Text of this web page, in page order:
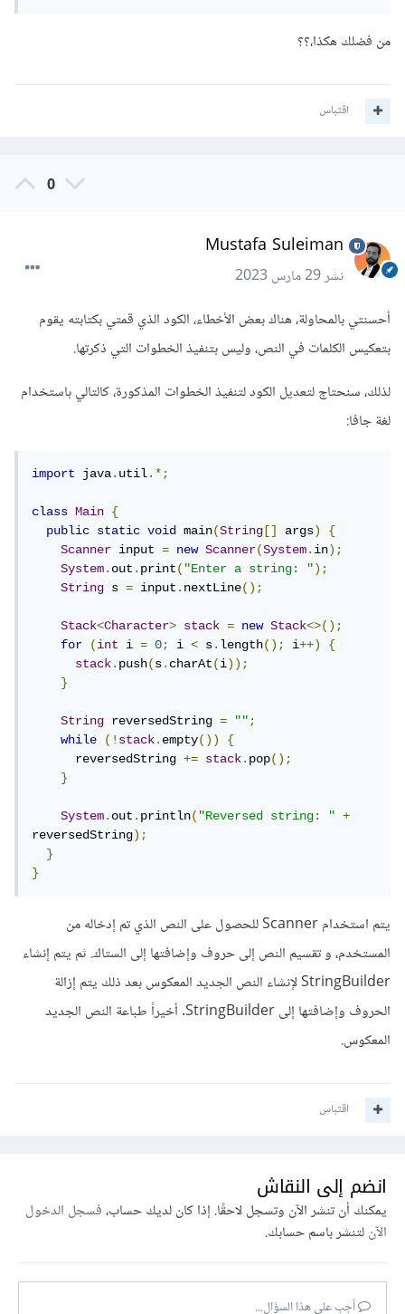
من فضلك هكذا،؟؟
اقتباس
0
Mustafa Suleiman
نشر29 مارس 2023
أحسنتي بالمحاولة، هناك بعض الأخطاء، الكود الذي قمتي بكتابته يقوم
بتعكيس الكلمات في النص، وليس بتنفيذ الخطوات التي ذكرتها.
لذلك، سنحتاج لتعديل الكود لتنفيذ الخطوات المذكورة، كالتالي باستخدام
لغة جافا:
import java.util.*;
class Main
{
public
static void main(String [] args)
{
Scanner input = new Scanner(System.in);
System.out.print("Enter a string: ");
String s = input.nextLine();
Stack<Character> stack = new Stack<>();
for
(int i = 0; i < s.length(); i++)
{
stack.push(s.charAt(i));
}
String reversedString = "";
while
(!stack.empty())
{
      reversedString
+= stack.pop();
}
System.out.println("Reversed string: "
+
reversedString);
}
}
يتم استخدام Scanner للحصول على النص الذي تم إدخاله من
المستخدم، و تقسيم النص إلى حروف وإضافتها إلى الستاك. ثم يتم إنشاء
StringBuilder لإنشاء النص الجديد المعكوس بعد ذلك يتم إزالة
الحروف وإضافتها إلى StringBuilder. أخيراً طباعة النص الجديد
المعكوس.
اقتباس
انضم إلى النقاش
يمكنك أن تنشر الآن وتسجل لاحقًا. إذا كان لديك حساب،فسجل الدخول
الآنلتنشر باسم حسابك.
أجب على هذا السؤال...